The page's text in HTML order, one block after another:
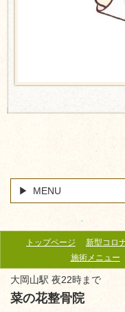
MENU
トップページ 新型コロ
施術メニュー
大岡山駅 夜22時まで
菜の花整骨院